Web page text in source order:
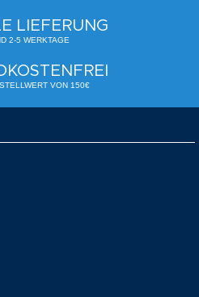
LIEFERUNG
2-5 WERKTAGE
VON 150€